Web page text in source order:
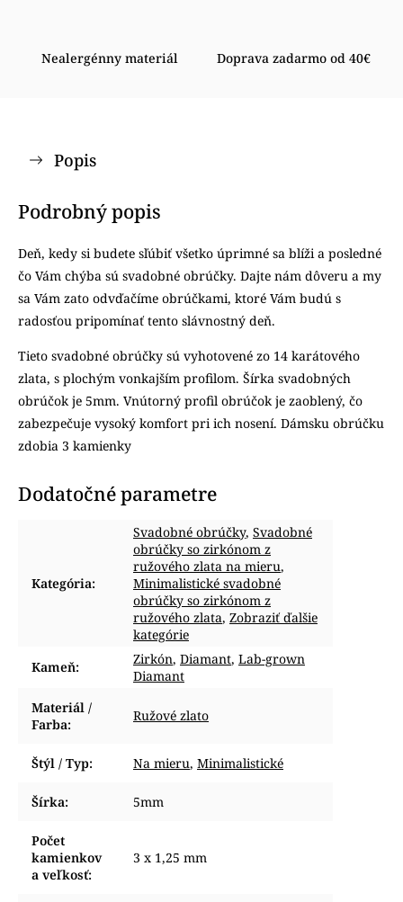
Nealergénny materiál Doprava zadarmo od 40€
Popis
Podrobný popis
Deň, kedy si budete sľúbiť všetko úprimné sa blíži a posledné
čo Vám chýba sú svadobné obrúčky. Dajte nám dôveru a my
sa Vám zato odvďačíme obrúčkami, ktoré Vám budú s
radosťou pripomínať tento slávnostný deň.
Tieto svadobné obrúčky sú vyhotovené zo 14 karátového
zlata, s plochým vonkajším profilom. Šírka svadobných
obrúčok je 5mm. Vnútorný profil obrúčok je zaoblený, čo
zabezpečuje vysoký komfort pri ich nosení. Dámsku obrúčku
zdobia 3 kamienky
Dodatočné parametre
Kategória:
Svadobné obrúčky, Svadobné
obrúčky so zirkónom z
ružového zlata na mieru,
Minimalistické svadobné
obrúčky so zirkónom z
ružového zlata, Zobraziť ďalšie
kategórie
Kameň: Zirkón, Diamant, Lab-grown
Diamant
Materiál /
Farba:
Ružové zlato
Štýl / Typ: Na mieru, Minimalistické
Šírka: 5mm
Počet
kamienkov
a veľkosť:
3 x 1,25 mm